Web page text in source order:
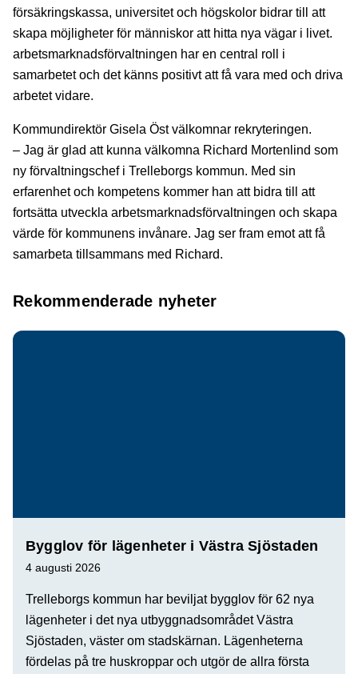
försäkringskassa, universitet och högskolor bidrar till att
skapa möjligheter för människor att hitta nya vägar i livet.
arbetsmarknadsförvaltningen har en central roll i
samarbetet och det känns positivt att få vara med och driva
arbetet vidare.
Kommundirektör Gisela Öst välkomnar rekryteringen.
– Jag är glad att kunna välkomna Richard Mortenlind som
ny förvaltningschef i Trelleborgs kommun. Med sin
erfarenhet och kompetens kommer han att bidra till att
fortsätta utveckla arbetsmarknadsförvaltningen och skapa
värde för kommunens invånare. Jag ser fram emot att få
samarbeta tillsammans med Richard.
Rekommenderade nyheter
Bygglov för lägenheter i Västra Sjöstaden
4 augusti 2026
Trelleborgs kommun har beviljat bygglov för 62 nya
lägenheter i det nya utbyggnadsområdet Västra
Sjöstaden, väster om stadskärnan. Lägenheterna
fördelas på tre huskroppar och utgör de allra första